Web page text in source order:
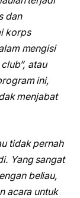
dan
korps
mengisi
atau
ini,
menjabat
tidak pernah
Yang sangat
beliau,
acara untuk